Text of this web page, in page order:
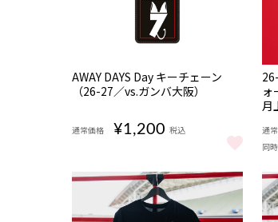
NEW
完売
AWAY DAYS Day キーチェーン
（26-27／vs.ガンバ大阪）
通常価格 ¥1,200 税込
AWAY DAYS Day キーチェーン（26-27
ォ
月
通
同